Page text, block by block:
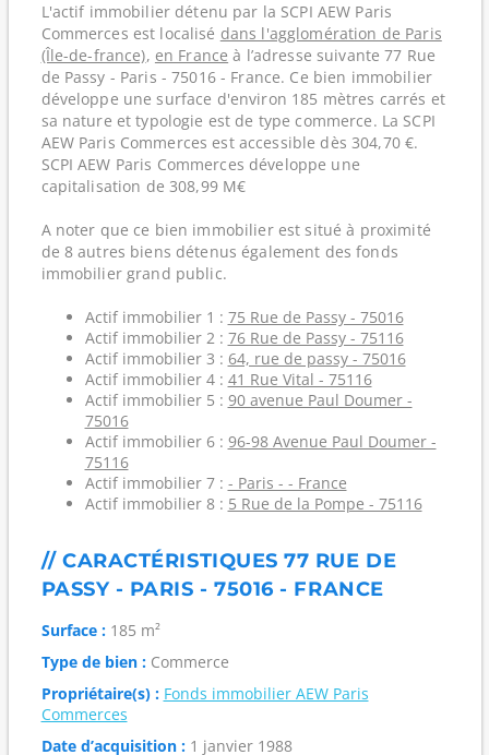
L'actif immobilier détenu par la SCPI AEW Paris
Commerces est localisé dans l'agglomération de Paris
(Île-de-france), en France à l’adresse suivante 77 Rue
de Passy - Paris - 75016 - France. Ce bien immobilier
développe une surface d'environ 185 mètres carrés et
sa nature et typologie est de type commerce. La SCPI
AEW Paris Commerces est accessible dès 304,70 €.
SCPI AEW Paris Commerces développe une
capitalisation de 308,99 M€
A noter que ce bien immobilier est situé à proximité
de 8 autres biens détenus également des fonds
immobilier grand public.
Actif immobilier 1 : 75 Rue de Passy - 75016
Actif immobilier 2 : 76 Rue de Passy - 75116
Actif immobilier 3 : 64, rue de passy - 75016
Actif immobilier 4 : 41 Rue Vital - 75116
Actif immobilier 5 : 90 avenue Paul Doumer -
75016
Actif immobilier 6 : 96-98 Avenue Paul Doumer -
75116
Actif immobilier 7 : - Paris - - France
Actif immobilier 8 : 5 Rue de la Pompe - 75116
// CARACTÉRISTIQUES 77 RUE DE
PASSY - PARIS - 75016 - FRANCE
Surface :185 m²
Type de bien :Commerce
Propriétaire(s) : Fonds immobilier AEW Paris
Commerces
Date d’acquisition :1 janvier 1988